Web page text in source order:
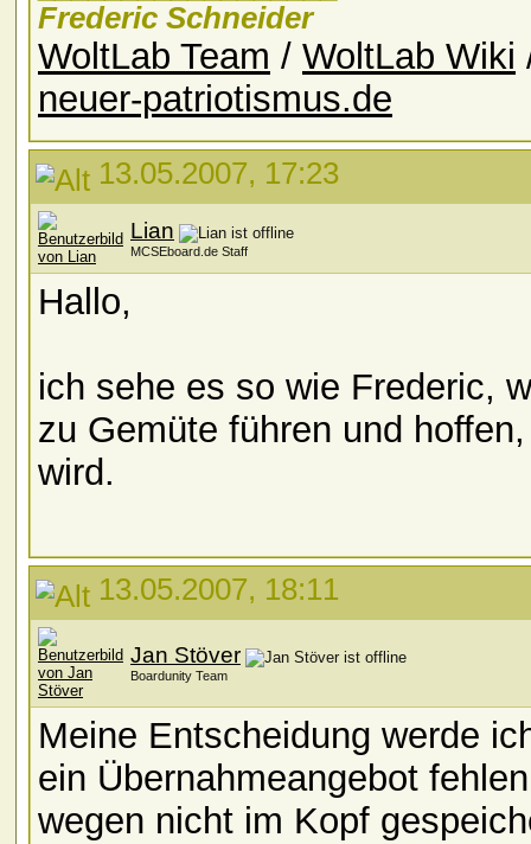
Frederic Schneider
WoltLab Team / WoltLab Wiki
neuer-patriotismus.de
13.05.2007, 17:23
Lian
MCSEboard.de Staff
Hallo,
ich sehe es so wie Frederic,
zu Gemüte führen und
wird.
13.05.2007, 18:11
Jan Stöver
Boardunity Team
Meine Entscheidung werde
ein Übernahmeangebot
wegen nicht im Kopf